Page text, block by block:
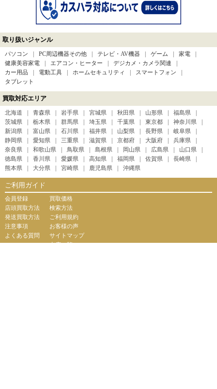
取り扱いジャンル
パソコン PC周辺機器その他 テレビ・AV機器 ゲーム
家電
健康美容家電
エアコン・ヒーター
デジカメ・カメラ関連
カー用品
電動工具 ホームセキュリティ
スマートフォン
タブレット
買取対応エリア
北海道 青森県 岩手県 宮城県 秋田県 山形県
福島県
茨城県
栃木県 群馬県 埼玉県 千葉県 東京都
神奈川県
新潟県
富山県 石川県 福井県 山梨県 長野県
岐阜県
静岡県
愛知県 三重県 滋賀県 京都府 大阪府
兵庫県
奈良県
和歌山県 鳥取県 島根県 岡山県 広島県
山口県
徳島県
香川県 愛媛県 高知県 福岡県 佐賀県
長崎県
熊本県
大分県 宮崎県 鹿児島県 沖縄県
ご利用ガイド
会員登録
店頭買取方法
発送買取方法
注意事項
よくある質問
買取価格
検索方法
ご利用規約
お客様の声
サイトマップ
支店一覧